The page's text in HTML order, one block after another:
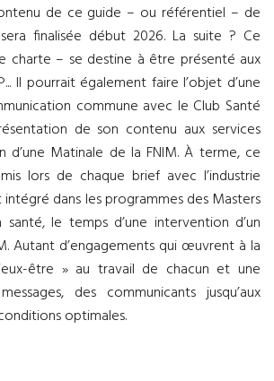
de ce guide – ou référentiel – de
finalisée début 2026. La suite ? Ce
– se destine à être présenté aux
Il pourrait également faire l’objet d’une
commune avec le Club Santé
de son contenu aux services
d’une Matinale de la FNIM. À terme, ce
lors de chaque brief avec l’industrie
dans les programmes des Masters
le temps d’une intervention d’un
Autant d’engagements qui œuvrent à la
être » au travail de chacun et une
des communicants jusqu’aux
optimales.